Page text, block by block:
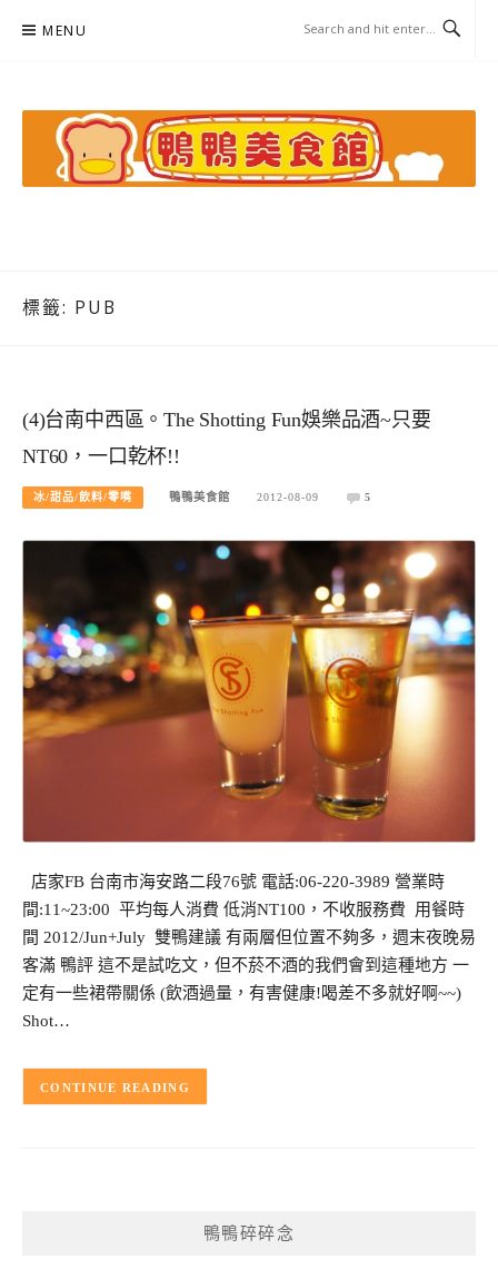
MENU
標籤: PUB
(4)台南中西區。The Shotting Fun娛樂品酒~只要
NT60，一口乾杯!!
冰/甜品/飲料/零嘴 鴨鴨美食館 2012-08-09 5
店家FB 台南市海安路二段76號 電話:06-220-3989 營業時
間:11~23:00 平均每人消費 低消NT100，不收服務費 用餐時
間 2012/Jun+July 雙鴨建議 有兩層但位置不夠多，週末夜晚易
客滿 鴨評 這不是試吃文，但不菸不酒的我們會到這種地方 一
定有一些裙帶關係 (飲酒過量，有害健康!喝差不多就好啊~~)
Shot…
CONTINUE READING
鴨鴨碎碎念